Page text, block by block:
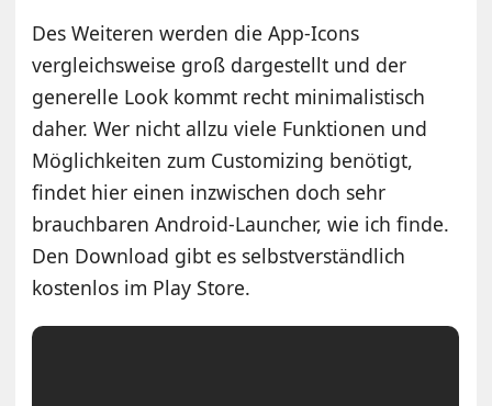
Des Weiteren werden die App-Icons
vergleichsweise groß dargestellt und der
generelle Look kommt recht minimalistisch
daher. Wer nicht allzu viele Funktionen und
Möglichkeiten zum Customizing benötigt,
findet hier einen inzwischen doch sehr
brauchbaren Android-Launcher, wie ich finde.
Den Download gibt es selbstverständlich
kostenlos im Play Store.